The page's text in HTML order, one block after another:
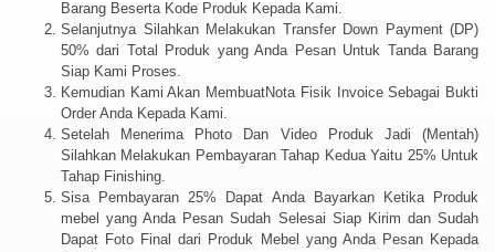
Barang Beserta Kode Produk Kepada Kami.
Selanjutnya Silahkan Melakukan Transfer Down Payment (DP)
50% dari Total Produk yang Anda Pesan Untuk Tanda Barang
Siap Kami Proses.
Kemudian Kami Akan MembuatNota Fisik Invoice Sebagai Bukti
Order Anda Kepada Kami.
Setelah Menerima Photo Dan Video Produk Jadi (Mentah)
Silahkan Melakukan Pembayaran Tahap Kedua Yaitu 25% Untuk
Tahap Finishing.
Sisa Pembayaran 25% Dapat Anda Bayarkan Ketika Produk
mebel yang Anda Pesan Sudah Selesai Siap Kirim dan Sudah
Dapat Foto Final dari Produk Mebel yang Anda Pesan Kepada